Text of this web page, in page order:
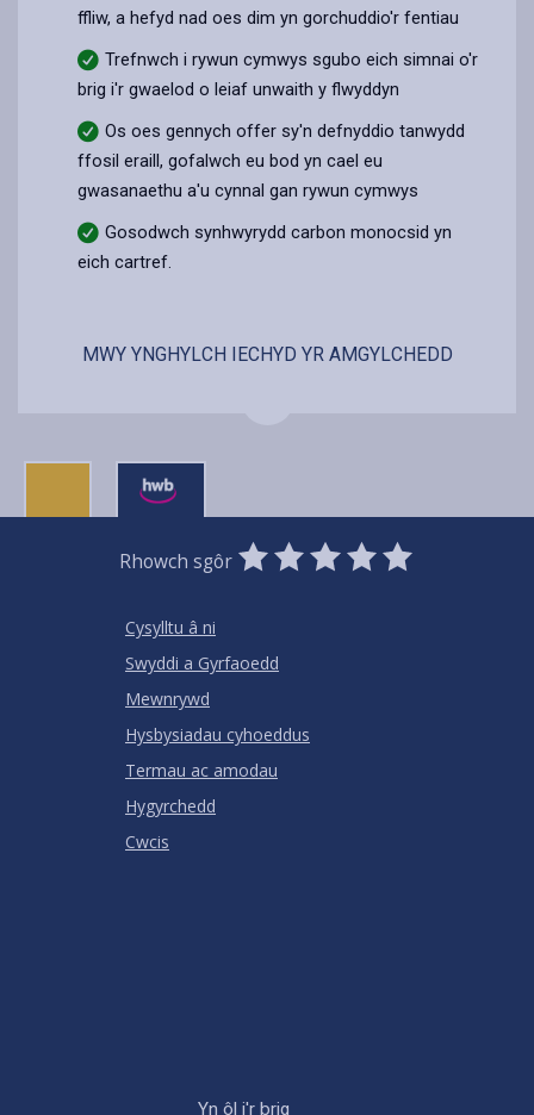
ffliw, a hefyd nad oes dim yn gorchuddio'r fentiau
Trefnwch i rywun cymwys sgubo eich simnai o'r
brig i'r gwaelod o leiaf unwaith y flwyddyn
Os oes gennych offer sy'n defnyddio tanwydd
ffosil eraill, gofalwch eu bod yn cael eu
gwasanaethu a'u cynnal gan rywun cymwys
Gosodwch synhwyrydd carbon monocsid yn
eich cartref.
MWY YNGHYLCH IECHYD YR AMGYLCHEDD
Rhowch sgôr
0
Stars
1
Star
2
Stars
3
Stars
4
Stars
5
Stars
Cysylltu â ni
Swyddi a Gyrfaoedd
Mewnrywd
Hysbysiadau cyhoeddus
Termau ac amodau
Hygyrchedd
Cwcis
Yn ôl i'r brig